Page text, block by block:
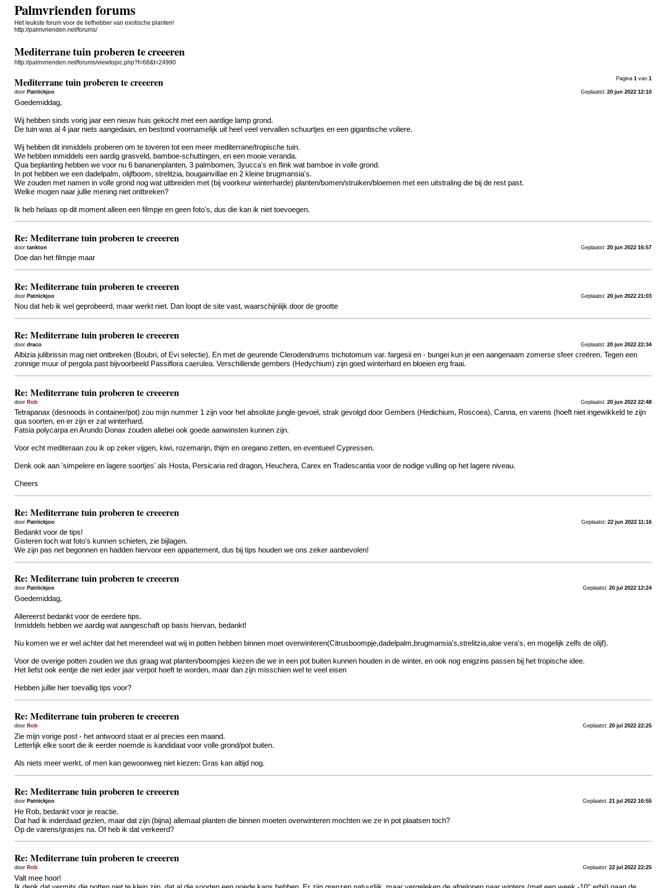
Palmvrienden forums
Het leukste forum voor de liefhebber van exotische planten!
http://palmvrienden.net/forums/
Mediterrane tuin proberen te creeeren
http://palmvrienden.net/forums/viewtopic.php?f=68&t=24990
Pagina 1van 1
Mediterrane tuin proberen te creeeren
Geplaatst: 20 jun 2022 12:10
doorPatriickjoo
Goedemiddag,
Wij hebben sinds vorig jaar een nieuw huis gekocht met een aardige lamp grond.
De tuin was al 4 jaar niets aangedaan, en bestond voornamelijk uit heel veel vervallen schuurtjes en een gigantische voliere.
Wij hebben dit inmiddels proberen om te toveren tot een meer mediterrane/tropische tuin.
We hebben inmiddels een aardig grasveld, bamboe-schuttingen, en een mooie veranda.
Qua beplanting hebben we voor nu 6 bananenplanten, 3 palmbomen, 3yucca's en flink wat bamboe in volle grond.
In pot hebben we een dadelpalm, olijfboom, strelitzia, bougainvillae en 2 kleine brugmansia's.
We zouden met namen in volle grond nog wat uitbreiden met (bij voorkeur winterharde) planten/bomen/struiken/bloemen met een uitstraling die bij de rest past.
Welke mogen naar jullie mening niet ontbreken?
Ik heb helaas op dit moment alleen een filmpje en geen foto's, dus die kan ik niet toevoegen.
Re: Mediterrane tuin proberen te creeeren
Geplaatst: 20 jun 2022 16:57
doortankton
Doe dan het filmpje maar
Re: Mediterrane tuin proberen te creeeren
Geplaatst: 20 jun 2022 21:03
doorPatriickjoo
Nou dat heb ik wel geprobeerd, maar werkt niet. Dan loopt de site vast, waarschijnlijk door de grootte
Re: Mediterrane tuin proberen te creeeren
Geplaatst: 20 jun 2022 22:34
doordraco
Albizia julibrissin mag niet ontbreken (Boubri, of Evi selectie). En met de geurende Clerodendrums trichotomum var. fargesii en - bungei kun je een aangenaam zomerse sfeer creëren. Tegen een
zonnige muur of pergola past bijvoorbeeld Passiflora caerulea. Verschillende gembers (Hedychium) zijn goed winterhard en bloeien erg fraai.
Re: Mediterrane tuin proberen te creeeren
Geplaatst: 20 jun 2022 22:48
doorRob
Tetrapanax (desnoods in container/pot) zou mijn nummer 1 zijn voor het absolute jungle gevoel, strak gevolgd door Gembers (Hedichium, Roscoea), Canna, en varens (hoeft niet ingewikkeld te zijn
qua soorten, en er zijn er zat winterhard.
Fatsia polycarpa en Arundo Donax zouden allebei ook goede aanwinsten kunnen zijn.
Voor echt mediteraan zou ik op zeker vijgen, kiwi, rozemarijn, thijm en oregano zetten, en eventueel Cypressen.
Denk ook aan 'simpelere en lagere soortjes' als Hosta, Persicaria red dragon, Heuchera, Carex en Tradescantia voor de nodige vulling op het lagere niveau.
Cheers
Re: Mediterrane tuin proberen te creeeren
Geplaatst: 22 jun 2022 11:16
doorPatriickjoo
Bedankt voor de tips!
Gisteren toch wat foto's kunnen schieten, zie bijlagen.
We zijn pas net begonnen en hadden hiervoor een appartement, dus bij tips houden we ons zeker aanbevolen!
Re: Mediterrane tuin proberen te creeeren
Geplaatst: 20 jul 2022 12:24
door Patriickjoo
Goedemiddag,
Allereerst bedankt voor de eerdere tips.
Inmiddels hebben we aardig wat aangeschaft op basis hiervan, bedankt!
Nu komen we er wel achter dat het merendeel wat wij in potten hebben binnen moet overwinteren(Citrusboompje,dadelpalm,brugmansia's,strelitzia,aloe vera's, en mogelijk zelfs de olijf).
Voor de overige potten zouden we dus graag wat planten/boompjes kiezen die we in een pot buiten kunnen houden in de winter, en ook nog enigzins passen bij het tropische idee.
Het liefst ook eentje die niet ieder jaar verpot hoeft te worden, maar dan zijn misschien wel te veel eisen
Hebben jullie hier toevallig tips voor?
Re: Mediterrane tuin proberen te creeeren
Geplaatst: 20 jul 2022 22:25
door Rob
Zie mijn vorige post - het antwoord staat er al precies een maand.
Letterlijk elke soort die ik eerder noemde is kandidaat voor volle grond/pot buiten.
Als niets meer werkt, of men kan gewoonweg niet kiezen: Gras kan altijd nog.
Re: Mediterrane tuin proberen te creeeren
Geplaatst: 21 jul 2022 16:55
door Patriickjoo
He Rob, bedankt voor je reactie.
Dat had ik inderdaad gezien, maar dat zijn (bijna) allemaal planten die binnen moeten overwinteren mochten we ze in pot plaatsen toch?
Op de varens/grasjes na. Of heb ik dat verkeerd?
Re: Mediterrane tuin proberen te creeeren
Geplaatst: 22 jul 2022 22:25
doorRob
Valt mee hoor!